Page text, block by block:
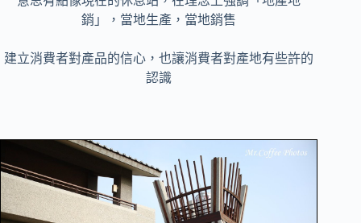
銷」，當地生產，當地銷售
建立消費者對產品的信心，也讓消費者對產地有些許的
認識